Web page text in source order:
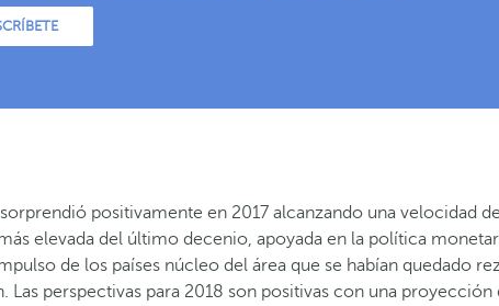
sorprendió positivamente en 2017 alcanzando una velocidad
elevada del último decenio, apoyada en la política
de los países núcleo del área que se habían quedado
Las perspectivas para 2018 son positivas con una